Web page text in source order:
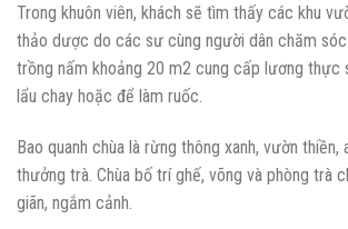
Trong khuôn viên, khách sẽ tìm thấy các khu
thảo dược do các sư cùng người dân chăm
trồng nấm khoảng 20 m2 cung cấp lương thực
lẩu chay hoặc để làm ruốc.
Bao quanh chùa là rừng thông xanh, vườn thiền,
thưởng trà. Chùa bố trí ghế, võng và phòng trà
giãn, ngắm cảnh.